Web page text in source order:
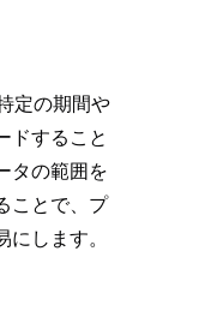
定の期間や
ドすること
タの範囲を
ことで、プ
します。